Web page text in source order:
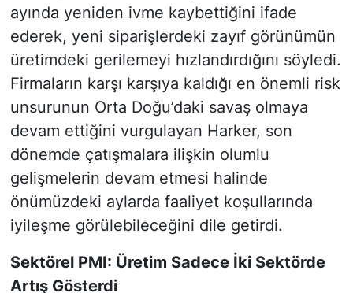
ayında yeniden ivme kaybettiğini ifade
ederek, yeni siparişlerdeki zayıf görünümün
üretimdeki gerilemeyi hızlandırdığını söyledi.
Firmaların karşı karşıya kaldığı en önemli risk
unsurunun Orta Doğu’daki savaş olmaya
devam ettiğini vurgulayan Harker, son
dönemde çatışmalara ilişkin olumlu
gelişmelerin devam etmesi halinde
önümüzdeki aylarda faaliyet koşullarında
iyileşme görülebileceğini dile getirdi.
Sektörel PMI: Üretim Sadece İki Sektörde
Artış Gösterdi